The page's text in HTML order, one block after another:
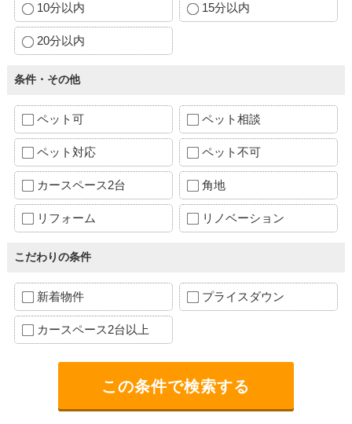
10分以内 15分以内
20分以内
条件・その他
ペット可 ペット相談
ペット対応 ペット不可
カースペース2台 角地
リフォーム リノベーション
こだわりの条件
新着物件 プライスダウン
カースペース2台以上